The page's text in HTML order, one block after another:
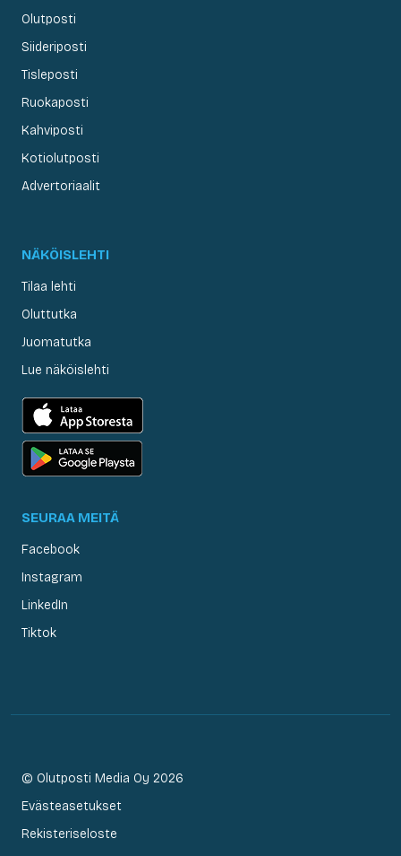
Olutposti
Siideriposti
Tisleposti
Ruokaposti
Kahviposti
Kotiolutposti
Advertoriaalit
NÄKÖISLEHTI
Tilaa lehti
Oluttutka
Juomatutka
Lue näköislehti
SEURAA MEITÄ
Facebook
Instagram
LinkedIn
Tiktok
© Olutposti Media Oy 2026
Evästeasetukset
Rekisteriseloste